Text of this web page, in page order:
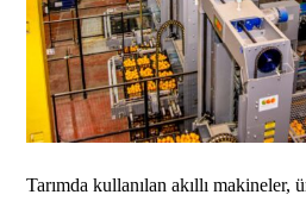
Tarımda kullanılan akıllı makineler,